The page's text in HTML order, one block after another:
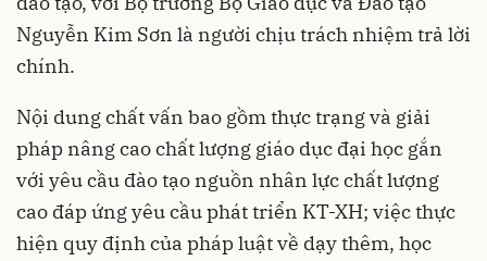
Nguyễn Kim Sơn là người chịu trách nhiệm trả lời
chính.
Nội dung chất vấn bao gồm thực trạng và giải
pháp nâng cao chất lượng giáo dục đại học gắn
với yêu cầu đào tạo nguồn nhân lực chất lượng
cao đáp ứng yêu cầu phát triển KT-XH; việc thực
hiện quy định của pháp luật về dạy thêm, học